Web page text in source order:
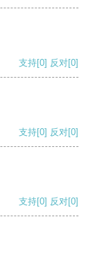
支持[0] 反对[0]
支持[0] 反对[0]
支持[0] 反对[0]